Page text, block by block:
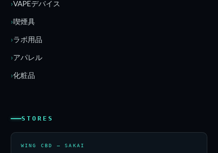
VAPEデバイス
喫煙具
ラボ用品
アパレル
化粧品
STORES
WING CBD — SAKAI